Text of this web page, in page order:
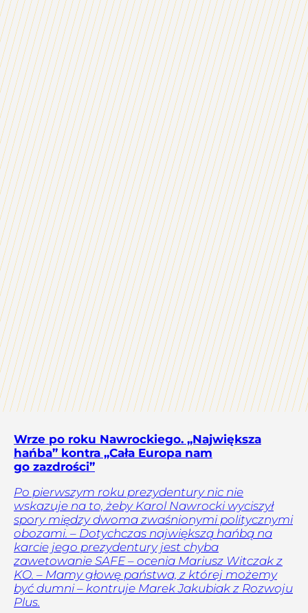
Wrze po roku Nawrockiego. „Największa
hańba” kontra „Cała Europa nam
go zazdrości”
Po pierwszym roku prezydentury nic nie
wskazuje na to, żeby Karol Nawrocki wyciszył
spory między dwoma zwaśnionymi politycznymi
obozami. – Dotychczas największą hańbą na
karcie jego prezydentury jest chyba
zawetowanie SAFE – ocenia Mariusz Witczak z
KO. – Mamy głowę państwa, z której możemy
być dumni – kontruje Marek Jakubiak z Rozwoju
Plus.